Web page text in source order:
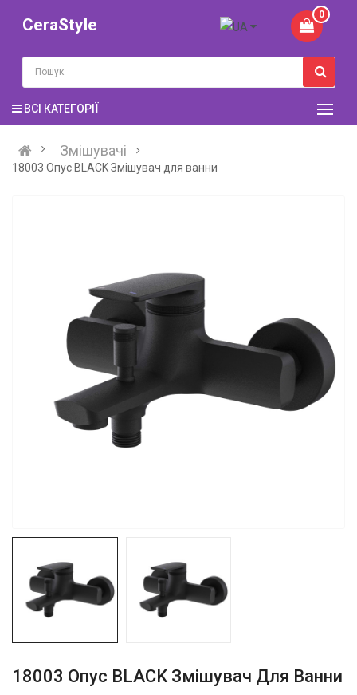
CeraStyle
0
ВСІ КАТЕГОРІЇ
Змішувачі
18003 Опус BLACK Змішувач для ванни
18003 Опус BLACK Змішувач Для Ванни